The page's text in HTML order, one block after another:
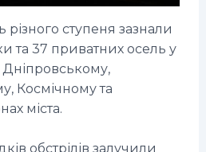
ступеня зазнали
та 37 приватних осель у
Космічному та
міста.
обстрілів залучили